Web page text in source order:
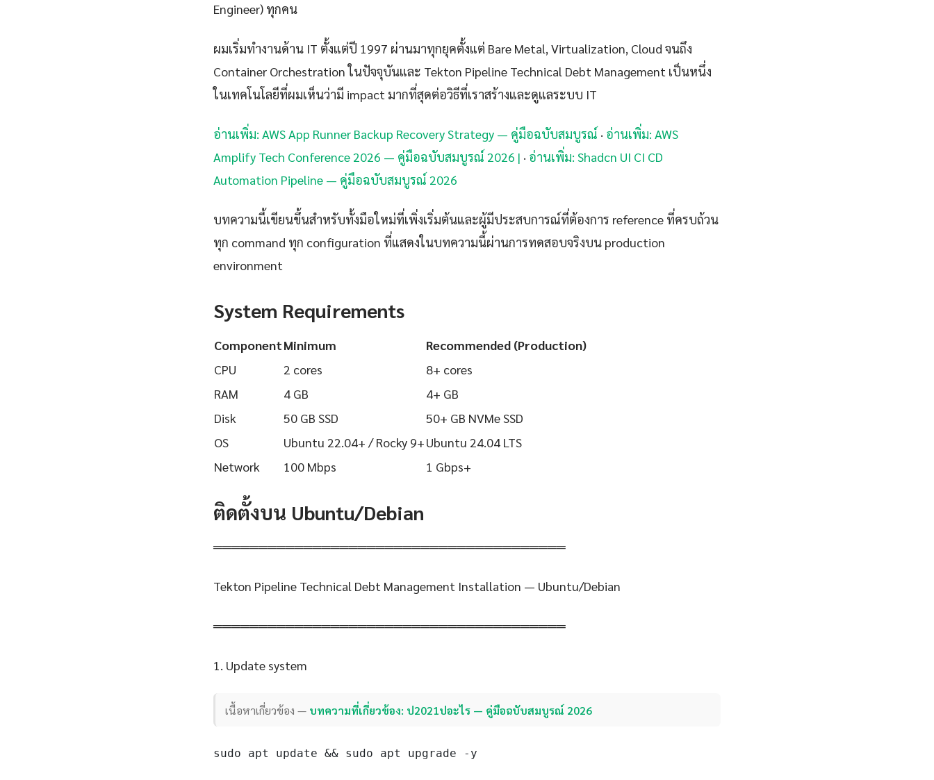
Engineer) ทุกคน
ผมเริ่มทำงานด้าน IT ตั้งแต่ปี 1997 ผ่านมาทุกยุคตั้งแต่ Bare Metal, Virtualization, Cloud จนถึง
Container Orchestration ในปัจจุบันและ Tekton Pipeline Technical Debt Management เป็นหนึ่ง
ในเทคโนโลยีที่ผมเห็นว่ามี impact มากที่สุดต่อวิธีที่เราสร้างและดูแลระบบ IT
อ่านเพิ่ม: AWS App Runner Backup Recovery Strategy — คู่มือฉบับสมบูรณ์ · อ่านเพิ่ม: AWS
Amplify Tech Conference 2026 — คู่มือฉบับสมบูรณ์ 2026 | · อ่านเพิ่ม: Shadcn UI CI CD
Automation Pipeline — คู่มือฉบับสมบูรณ์ 2026
บทความนี้เขียนขึ้นสำหรับทั้งมือใหม่ที่เพิ่งเริ่มต้นและผู้มีประสบการณ์ที่ต้องการ reference ที่ครบถ้วน
ทุก command ทุก configuration ที่แสดงในบทความนี้ผ่านการทดสอบจริงบน production
environment
System Requirements
ComponentMinimum
Recommended (Production)
CPU
2 cores
8+ cores
RAM
4 GB
4+ GB
Disk
50 GB SSD
50+ GB NVMe SSD
OS
Ubuntu 22.04+ / Rocky 9+Ubuntu 24.04 LTS
Network
100 Mbps 1 Gbps+
ติดตั้งบน Ubuntu/Debian
═══════════════════════════════════════
Tekton Pipeline Technical Debt Management Installation — Ubuntu/Debian
═══════════════════════════════════════
1. Update system
เนื้อหาเกี่ยวข้อง — บทความที่เกี่ยวข้อง: ป2021ปอะไร — คู่มือฉบับสมบูรณ์ 2026
sudo apt update && sudo apt upgrade -y